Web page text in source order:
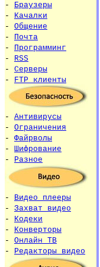
- Браузеры
- Качалки
- Общение
- Почта
- Программинг
- RSS
- Серверы
- FTP клиенты
- Антивирусы
- Ограничения
- Файрволы
- Шифрование
- Разное
- Видео плееры
- Захват видео
- Кодеки
- Конверторы
- Онлайн ТВ
- Редакторы видео